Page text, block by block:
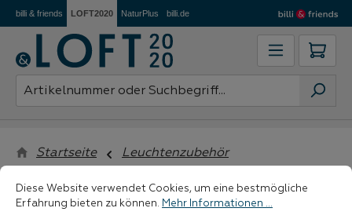
Zum Hauptinhalt springen
billi & friends LOFT2020 NaturPlus billi.de
Startseite Leuchtenzubehör
filtern
Cookie-Voreinstellungen
Diese Website verwendet Cookies, um eine bestmögliche Erfahrung
Diese Website verwendet Cookies, um eine bestmögliche
Erfahrung bieten zu können. Mehr Informationen ...